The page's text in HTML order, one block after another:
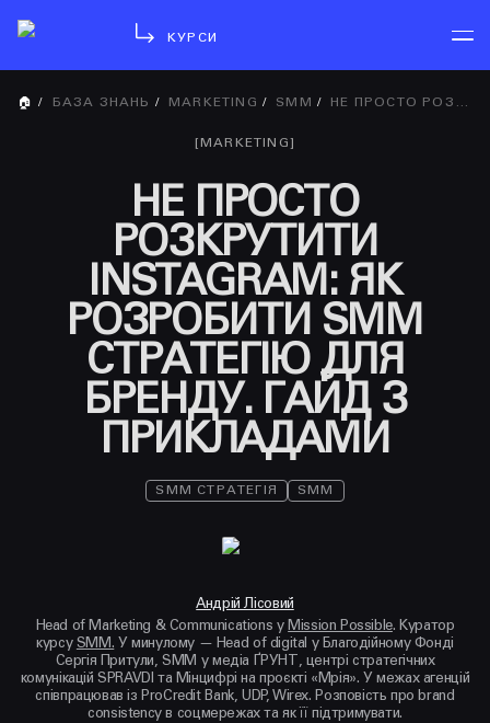
КУРСИ
🏠 / БАЗА ЗНАНЬ / MARKETING / SMM / НЕ ПРОСТО РОЗКРУТИТИ INSTAGRAM: ЯК РОЗРОБИТИ SMM СТРАТЕГІЮ ДЛЯ БРЕНДУ. ГАЙД З ПРИКЛАДАМИ
[ MARKETING]
НЕ ПРОСТО
РОЗКРУТИТИ
INSTAGRAM: ЯК
РОЗРОБИТИ SMM
СТРАТЕГІЮ ДЛЯ
БРЕНДУ. ГАЙД З
ПРИКЛАДАМИ
SMM СТРАТЕГІЯ SMM
Андрій Лісовий
Head of Marketing & Communications уMission Possible. Куратор
курсу SMM. У минулому — Head of digital у Благодійному Фонді
Сергія Притули, SMM у медіа ҐРУНТ, центрі стратегічних
комунікацій SPRAVDI та Мінцифрі на проєкті «Мрія». У межах агенцій
співпрацював із ProCredit Bank, UDP, Wirex. Розповість про brand
consistency в соцмережах та як її підтримувати.